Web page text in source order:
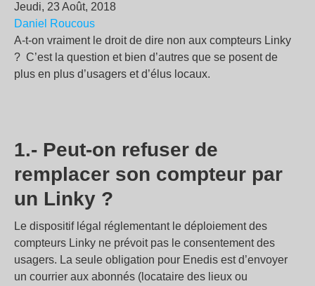
Jeudi, 23 Août, 2018
Daniel Roucous
A-t-on vraiment le droit de dire non aux compteurs Linky
? C’est la question et bien d’autres que se posent de
plus en plus d’usagers et d’élus locaux.
1.- Peut-on refuser de
remplacer son compteur par
un Linky ?
Le dispositif légal réglementant le déploiement des
compteurs Linky ne prévoit pas le consentement des
usagers. La seule obligation pour Enedis est d’envoyer
un courrier aux abonnés (locataire des lieux ou